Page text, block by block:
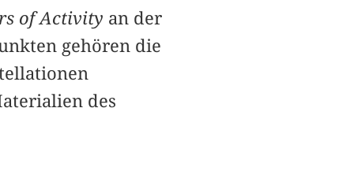
of Activity an der
gehören die
des